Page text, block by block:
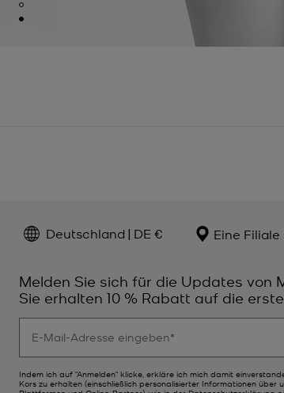
Deutschland | DE € Eine
Melden Sie sich für die Updates von
Sie erhalten 10 % Rabatt auf die
Indem ich auf "Anmelden" klicke, erkläre ich mich damit
Kors zu erhalten (einschließlich personalisierter Informationen über